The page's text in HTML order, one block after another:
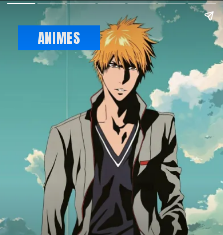
ANIMES